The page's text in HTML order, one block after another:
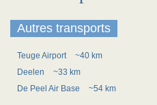
Autres transports
Teuge Airport
~40 km
Deelen
~33 km
De Peel Air Base
~54 km